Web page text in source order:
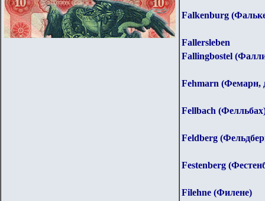
Falkenburg
Fallersleben
Fallingbostel
Fehmarn (Фемарн,
Fellbach
Feldberg
Festenberg
Filehne (Филене)